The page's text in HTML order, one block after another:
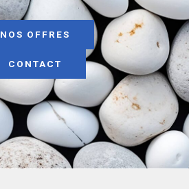
NOS OFFRES
CONTACT